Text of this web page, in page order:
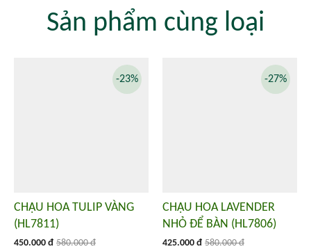
Sản phẩm cùng loại
CHẬU HOA TULIP VÀNG
(HL7811)
450.000 đ 580.000 đ
-23%
CHẬU HOA LAVENDER
NHỎ ĐỂ BÀN (HL7806)
425.000 đ 580.000 đ
-27%